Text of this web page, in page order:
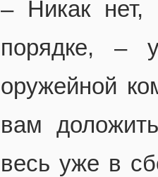
– Никак
порядке, –
оружейной
вам
весь уже в